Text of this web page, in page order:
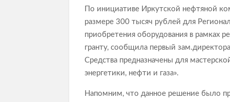
По инициативе Иркутской нефтяной
размере 300 тысяч рублей для
приобретения оборудования в рамках
гранту, сообщила первый
Средства предназначены для
энергетики, нефти и газа».
Напомним, что данное решение было